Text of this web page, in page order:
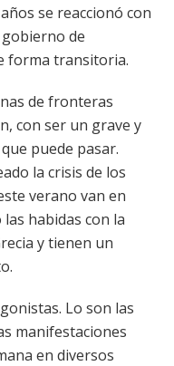
se reaccionó con
de
forma transitoria.
de fronteras
con ser un grave y
puede pasar.
la crisis de los
verano van en
habidas con la
y tienen un
Lo son las
manifestaciones
en diversos